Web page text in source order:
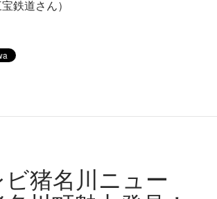
鉄道さん）
猪名川ニュー